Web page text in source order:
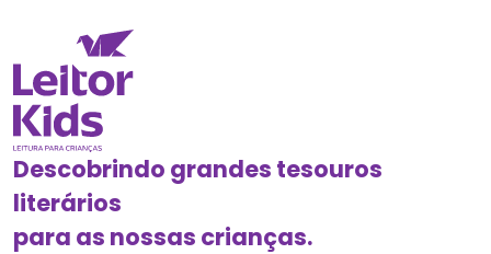
Descobrindo grandes tesouros
literários
para as nossas crianças.